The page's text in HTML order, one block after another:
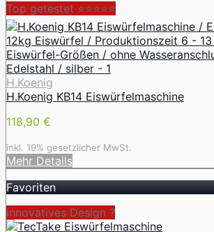
Top getestet ⭐⭐⭐⭐⭐
H.Koenig
H.Koenig KB14 Eiswürfelmaschine
118,90 €
inkl. 19% gesetzlicher MwSt.
Mehr Details
Favoriten
innovatives Design ️?